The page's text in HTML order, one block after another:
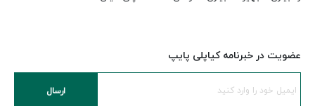
عضویت در خبرنامه کیاپلی پایپ